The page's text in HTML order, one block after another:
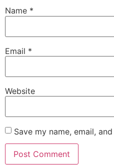
Name *
Email *
Website
Save my name, email,